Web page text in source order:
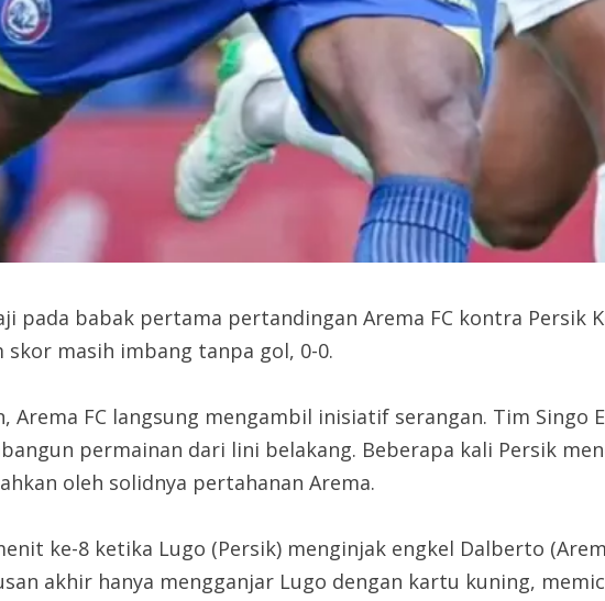
pada babak pertama pertandingan Arema FC kontra
masih imbang tanpa gol, 0-0.
Arema FC langsung mengambil inisiatif serangan. Tim
permainan dari lini belakang. Beberapa kali Persik
oleh solidnya pertahanan Arema.
ke-8 ketika Lugo (Persik) menginjak engkel Dalberto
akhir hanya mengganjar Lugo dengan kartu kuning,